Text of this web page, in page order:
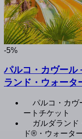
-5%
パルコ・カヴール
ランド・ウォータ
パルコ・カヴ
ートチケット
ガルダランド
ド®・ウォータ